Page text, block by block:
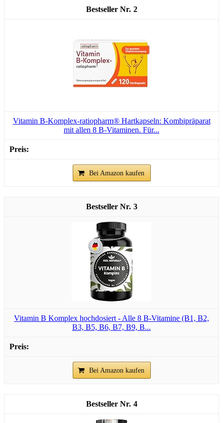
2
Vitamin B-Komplex-ratiopharm® Hartkapseln: Kombipräparat
mit allen 8 B-Vitaminen. Für...
Bei Amazon kaufen
3
Vitamin B Komplex hochdosiert - Alle 8 B-Vitamine (B1, B2,
B3, B5, B6, B7, B9, B...
Bei Amazon kaufen
4